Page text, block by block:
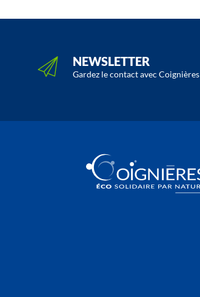
NEWSLETTER
Gardez le contact avec Coignières